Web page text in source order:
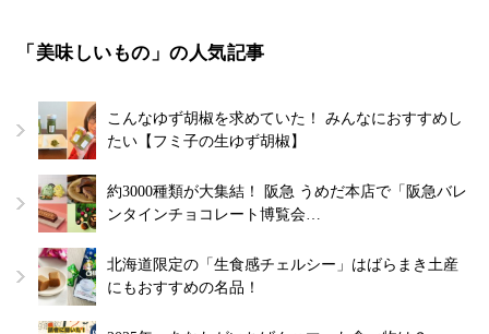
「美味しいもの」の人気記事
こんなゆず胡椒を求めていた！ みんなにおすすめし
たい【フミ子の生ゆず胡椒】
約3000種類が大集結！ 阪急 うめだ本店で「阪急バレ
ンタインチョコレート博覧会…
北海道限定の「生食感チェルシー」はばらまき土産
にもおすすめの名品！